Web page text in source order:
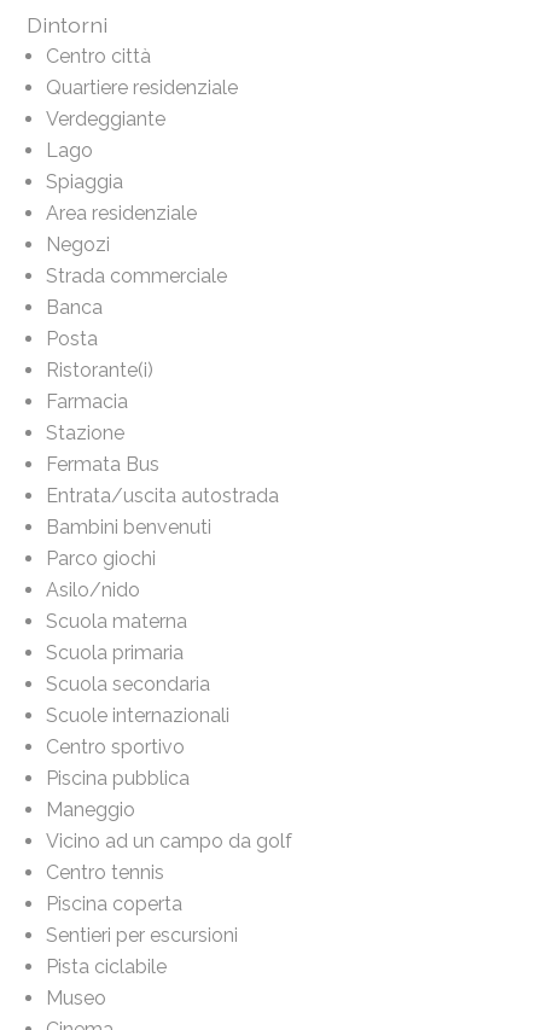
Dintorni
Centro città
Quartiere residenziale
Verdeggiante
Lago
Spiaggia
Area residenziale
Negozi
Strada commerciale
Banca
Posta
Ristorante(i)
Farmacia
Stazione
Fermata Bus
Entrata/uscita autostrada
Bambini benvenuti
Parco giochi
Asilo/nido
Scuola materna
Scuola primaria
Scuola secondaria
Scuole internazionali
Centro sportivo
Piscina pubblica
Maneggio
Vicino ad un campo da golf
Centro tennis
Piscina coperta
Sentieri per escursioni
Pista ciclabile
Museo